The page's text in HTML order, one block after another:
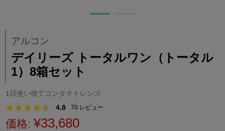
アルコン
デイリーズ トータルワン（トータル
1）8箱セット
1日使い捨てコンタクトレンズ
4.8
70 レビュー
価格: ¥33,680